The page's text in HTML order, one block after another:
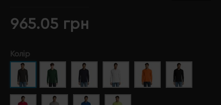
965.05 грн
Колір